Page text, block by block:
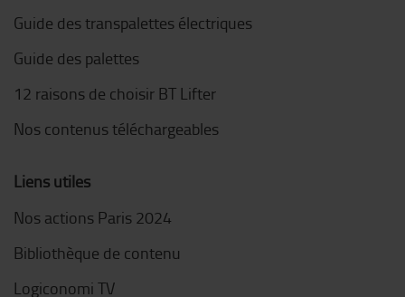
Guide des transpalettes électriques
Guide des palettes
12 raisons de choisir BT Lifter
Nos contenus téléchargeables
Liens utiles
Nos actions Paris 2024
Bibliothèque de contenu
Logiconomi TV